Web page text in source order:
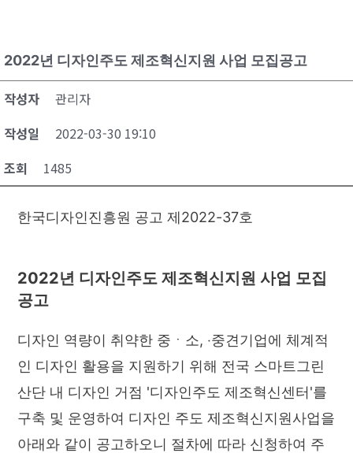
2022년 디자인주도 제조혁신지원 사업 모집공고
작성자
관리자
작성일
2022-03-30 19:10
조회
1485
한국디자인진흥원 공고 제2022-37호
2022년 디자인주도 제조혁신지원 사업 모집
공고
디자인 역량이 취약한 중ㆍ소, ‧중견기업에 체계적
인 디자인 활용을 지원하기 위해 전국 스마트그린
산단 내 디자인 거점 '디자인주도 제조혁신센터'를
구축 및 운영하여 디자인 주도 제조혁신지원사업을
아래와 같이 공고하오니 절차에 따라 신청하여 주